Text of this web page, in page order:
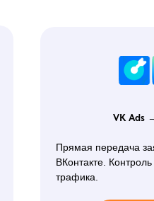
VK Ads
Прямая передача
ВКонтакте.
трафика.